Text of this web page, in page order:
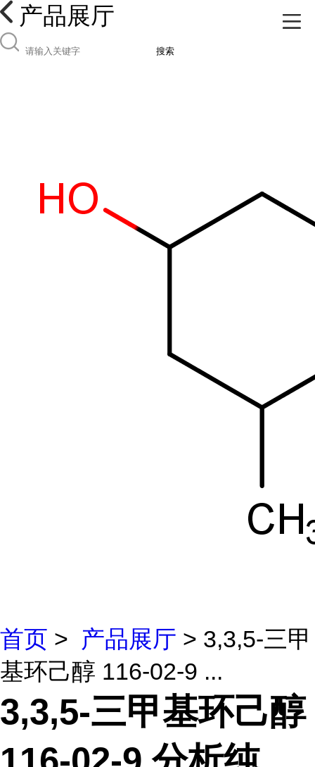
产品展厅
搜索
首页 > 产品展厅 > 3,3,5-三甲
基环己醇 116-02-9 ...
3,3,5-三甲基环己醇